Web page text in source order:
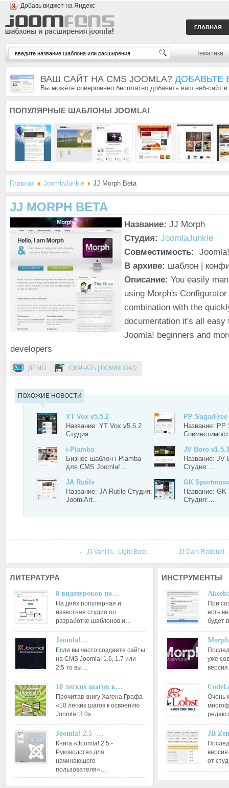
Добавь виджет на Яндекс
ГЛАВНАЯ
Тематика:
ВАШ САЙТ НА CMS JOOMLA? ДОБАВЬТЕ
Вы можете совершенно бесплатно добавить ваш веб-сайт
ПОПУЛЯРНЫЕ ШАБЛОНЫ JOOMLA!
Главная JoomlaJunkie JJ Morph Beta
JJ MORPH BETA
Название: JJ Morph
Студия: JoomlaJunkie
Совместимость:
В архиве: шаблон |
Описание: You easily
using Morph's
combination with the
documentation it's all easy
Joomla! beginners and
developers
ДЕМО СКАЧАТЬ | DOWNLOAD
ПОХОЖИЕ НОВОСТИ
YT Vox v5.5.2
Название: YT Vox v5.5.2
Студия:…
PP SugarFree
Название: PP
i-Plamba
Бизнес шаблон i-Plamba
для CMS Joomla!…
JV Boro v1.5.3
Название: JV
Студия:…
JA Rutile
Название: JA Rutile Студия:
JoomlArt…
GK
Название:
Студия:…
← JJ Vanilla - Light Base JJ Dark Rational
ЛИТЕРАТУРА
8 видеоуроков по…
На днях популярная и
известная студия по
разработке шаблонов и…
Joomla!…
Если вы часто создаете сайты
на CMS Joomla! 1.6, 1.7 или
2.5 то вы…
10 легких шагов к…
Прочитав книгу Хагена Графа
«10 легких шагов к освоению
Joomla! 3.0»…
Joomla! 2.5 -…
Книга «Joomla! 2.5 -
Руководство для
начинающего
пользователя»…
ИНСТРУМЕНТЫ
При
есть
будет
уже
Очень
JB
от